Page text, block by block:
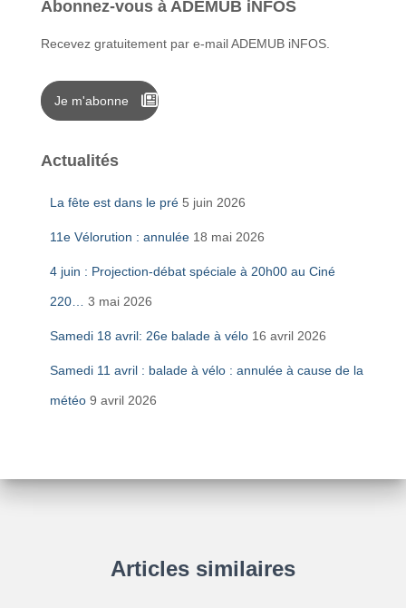
Abonnez-vous à ADEMUB iNFOS
Recevez gratuitement par e-mail ADEMUB iNFOS.
Je m'abonne
Actualités
La fête est dans le pré 5 juin 2026
11e Vélorution : annulée 18 mai 2026
4 juin : Projection-débat spéciale à 20h00 au Ciné
220… 3 mai 2026
Samedi 18 avril: 26e balade à vélo 16 avril 2026
Samedi 11 avril : balade à vélo : annulée à cause de la
météo 9 avril 2026
Articles similaires